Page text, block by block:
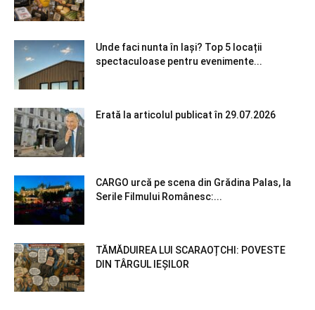
Unde faci nunta în Iași? Top 5 locații
spectaculoase pentru evenimente...
Erată la articolul publicat în 29.07.2026
CARGO urcă pe scena din Grădina Palas, la
Serile Filmului Românesc:...
TĂMĂDUIREA LUI SCARAOȚCHI: POVESTE
DIN TÂRGUL IEȘILOR